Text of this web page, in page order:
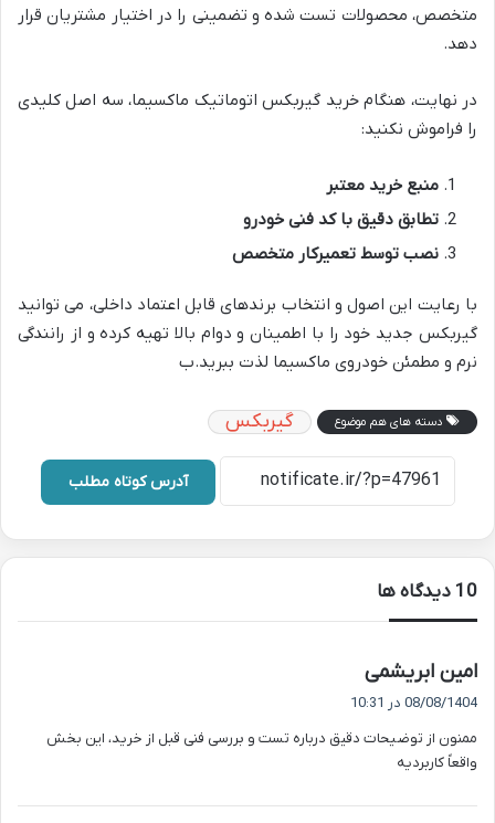
متخصص، محصولات تست شده و تضمینی را در اختیار مشتریان قرار
دهد.
در نهایت، هنگام خرید گیربکس اتوماتیک ماکسیما، سه اصل کلیدی
را فراموش نکنید:
منبع خرید معتبر
تطابق دقیق با کد فنی خودرو
نصب توسط تعمیرکار متخصص
با رعایت این اصول و انتخاب برندهای قابل اعتماد داخلی، می توانید
گیربکس جدید خود را با اطمینان و دوام بالا تهیه کرده و از رانندگی
نرم و مطمئن خودروی ماکسیما لذت ببرید.ب
دسته های هم موضوع گیربکس
آدرس کوتاه مطلب
‫10 دیدگاه ها
امین ابریشمی
ف
:
08/08/1404 در 10:31
ممنون از توضیحات دقیق درباره تست و بررسی فنی قبل از خرید، این بخش
واقعاً کاربردیه